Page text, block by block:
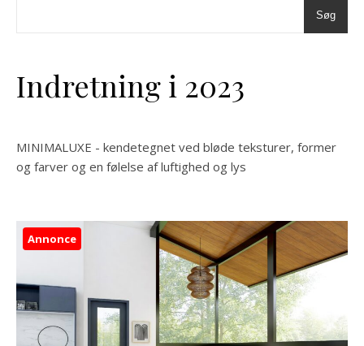
Søg
Indretning i 2023
MINIMALUXE - kendetegnet ved bløde teksturer, former
og farver og en følelse af luftighed og lys
Annonce